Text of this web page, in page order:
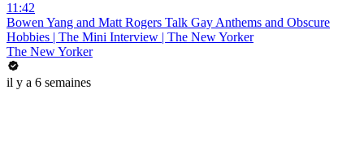
11:42
Bowen Yang and Matt Rogers Talk Gay Anthems and Obscure
Hobbies | The Mini Interview | The New Yorker
The New Yorker
il y a 6 semaines